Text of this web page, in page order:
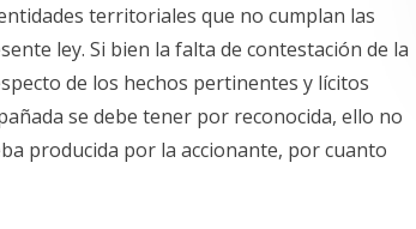
territoriales que no cumplan las
ley. Si bien la falta de contestación de la
de los hechos pertinentes y lícitos
se debe tener por reconocida, ello no
producida por la accionante, por cuanto